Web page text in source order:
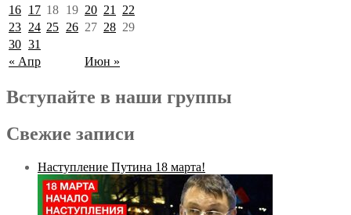
« Апр Июн »
16 17 18 19 20 21
22
23 24 25 26 27 28 29
30 31
Вступайте в наши группы
Свежие записи
Наступление Путина 18 марта!